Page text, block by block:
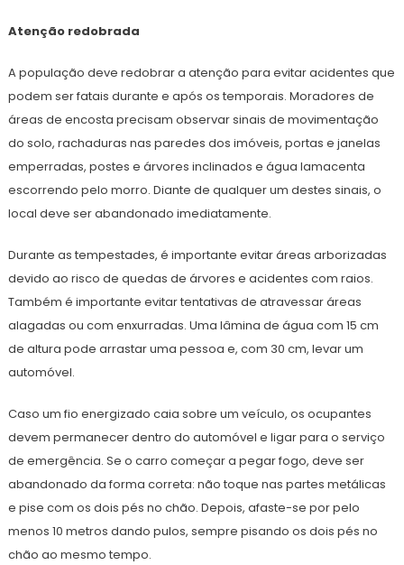
Atenção redobrada
A população deve redobrar a atenção para evitar acidentes que
podem ser fatais durante e após os temporais. Moradores de
áreas de encosta precisam observar sinais de movimentação
do solo, rachaduras nas paredes dos imóveis, portas e janelas
emperradas, postes e árvores inclinados e água lamacenta
escorrendo pelo morro. Diante de qualquer um destes sinais, o
local deve ser abandonado imediatamente.
Durante as tempestades, é importante evitar áreas arborizadas
devido ao risco de quedas de árvores e acidentes com raios.
Também é importante evitar tentativas de atravessar áreas
alagadas ou com enxurradas. Uma lâmina de água com 15 cm
de altura pode arrastar uma pessoa e, com 30 cm, levar um
automóvel.
Caso um fio energizado caia sobre um veículo, os ocupantes
devem permanecer dentro do automóvel e ligar para o serviço
de emergência. Se o carro começar a pegar fogo, deve ser
abandonado da forma correta: não toque nas partes metálicas
e pise com os dois pés no chão. Depois, afaste-se por pelo
menos 10 metros dando pulos, sempre pisando os dois pés no
chão ao mesmo tempo.